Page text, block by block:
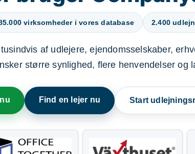
virksomheder i vores database 2.400
af udlejere, ejendomsselskaber,
større synlighed, flere henvendelser og
Find en lejer nu Start